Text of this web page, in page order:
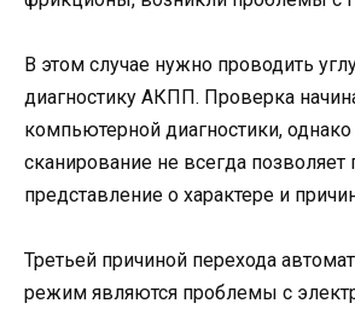
В этом случае нужно проводить
диагностику АКПП. Проверка
компьютерной диагностики, однако
сканирование не всегда позволяет
представление о характере и
Третьей причиной перехода
режим являются проблемы с